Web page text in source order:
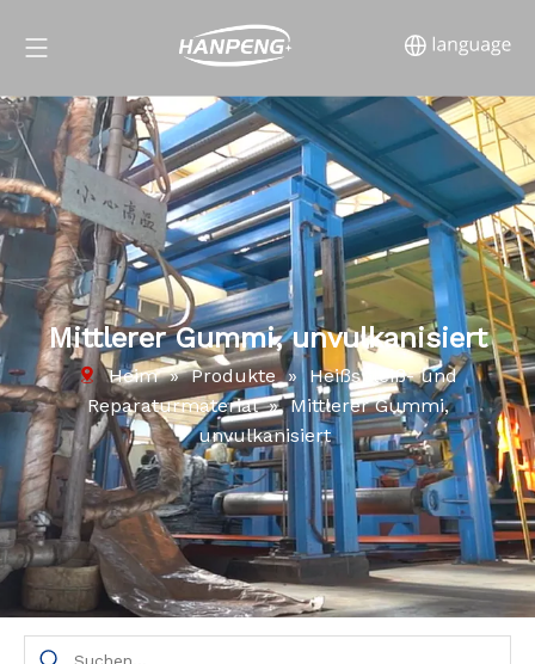
Mittlerer Gummi, unvulkanisiert
Heim » Produkte » Heißspleiß- und
Reparaturmaterial » Mittlerer Gummi,
unvulkanisiert